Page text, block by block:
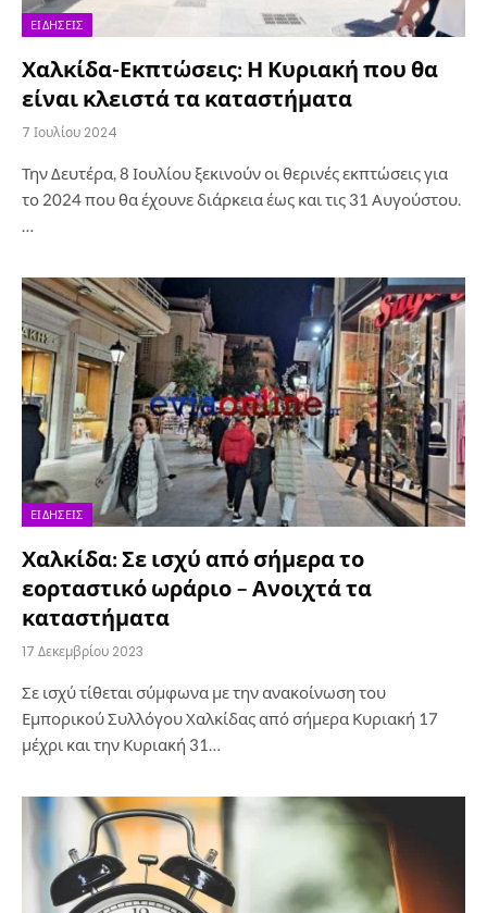
ΕΙΔΉΣΕΙΣ
Χαλκίδα-Εκπτώσεις: Η Κυριακή που θα
είναι κλειστά τα καταστήματα
7 Ιουλίου 2024
Την Δευτέρα, 8 Ιουλίου ξεκινούν οι θερινές εκπτώσεις για
το 2024 που θα έχουνε διάρκεια έως και τις 31 Αυγούστου.
ΕΙΔΉΣΕΙΣ
Χαλκίδα: Σε ισχύ από σήμερα το
εορταστικό ωράριο – Ανοιχτά τα
καταστήματα
17 Δεκεμβρίου 2023
Σε ισχύ τίθεται σύμφωνα με την ανακοίνωση του
Εμπορικού Συλλόγου Χαλκίδας από σήμερα Κυριακή 17
μέχρι και την Κυριακή 31…